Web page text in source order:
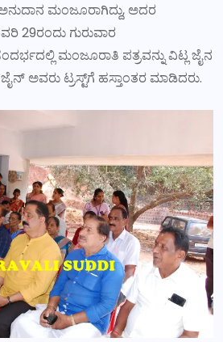
ಮಂಜೂರಾಗಿದ್ದು, ಅದರ
29ರಂದು ಗುರುವಾರ
ಮಂಜೂರಾತಿ ಪತ್ರವನ್ನು ವಿಟ್ಲ ಜೈನ
ಅವರು ಟ್ರಸ್ಟ್‌ಗೆ ಹಸ್ತಾಂತರ ಮಾಡಿದರು.